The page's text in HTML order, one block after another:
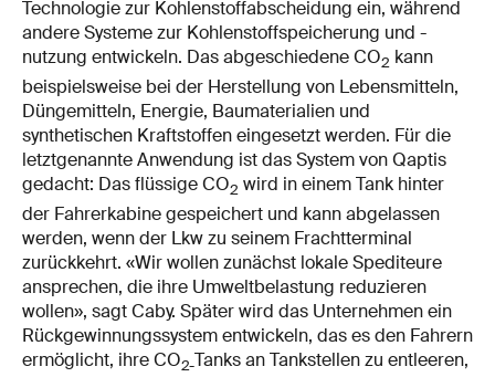
Technologie zur Kohlenstoffabscheidung ein, während
andere Systeme zur Kohlenstoffspeicherung und -
nutzung entwickeln. Das abgeschiedene CO2 kann
beispielsweise bei der Herstellung von Lebensmitteln,
Düngemitteln, Energie, Baumaterialien und
synthetischen Kraftstoffen eingesetzt werden. Für die
letztgenannte Anwendung ist das System von Qaptis
gedacht: Das flüssige CO2 wird in einem Tank hinter
der Fahrerkabine gespeichert und kann abgelassen
werden, wenn der Lkw zu seinem Frachtterminal
zurückkehrt. «Wir wollen zunächst lokale Spediteure
ansprechen, die ihre Umweltbelastung reduzieren
wollen», sagt Caby. Später wird das Unternehmen ein
Rückgewinnungssystem entwickeln, das es den Fahrern
ermöglicht, ihre CO2-Tanks an Tankstellen zu entleeren,